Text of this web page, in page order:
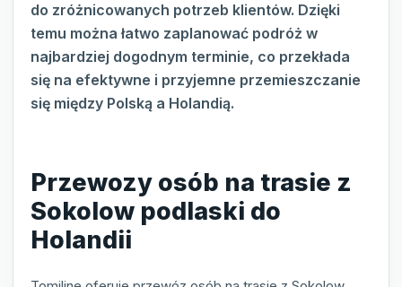
do zróżnicowanych potrzeb klientów. Dzięki
temu można łatwo zaplanować podróż w
najbardziej dogodnym terminie, co przekłada
się na efektywne i przyjemne przemieszczanie
się między Polską a Holandią.
Przewozy osób na trasie z
Sokolow podlaski do
Holandii